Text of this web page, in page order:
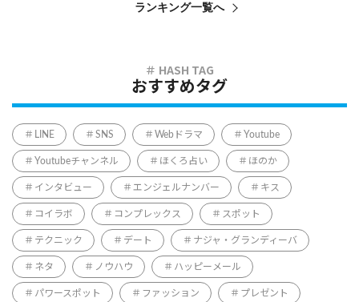
ランキング一覧へ
おすすめタグ
LINE SNS Webドラマ Youtube
Youtubeチャンネル ほくろ占い ほのか
インタビュー エンジェルナンバー キス
コイラボ コンプレックス スポット
テクニック デート ナジャ・グランディーバ
ネタ ノウハウ ハッピーメール
パワースポット ファッション プレゼント